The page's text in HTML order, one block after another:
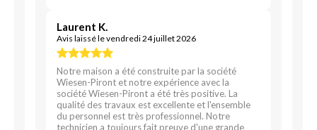
Laurent K.
Avis laissé le vendredi 24 juillet 2026
Notre maison a été construite par la société
Wiesen-Piront et notre expérience avec la
société Wiesen-Piront a été très positive. La
qualité des travaux est excellente et l'ensemble
du personnel est très professionnel. Notre
technicien a toujours fait preuve d'une grande